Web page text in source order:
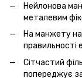
Нейлонова
металевим
На манжету
правильності
Сітчастий
попереджує